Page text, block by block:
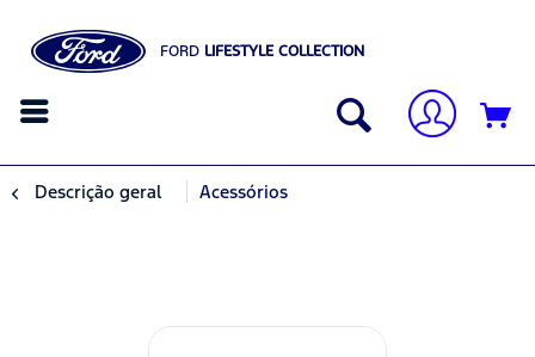
FORD LIFESTYLE COLLECTION
Descrição geral Acessórios